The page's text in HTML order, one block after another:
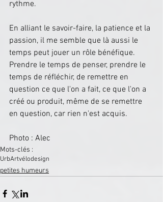
rythme.
En alliant le savoir-faire, la patience et la
passion, il me semble que là aussi le
temps peut jouer un rôle bénéfique.
Prendre le temps de penser, prendre le
temps de réfléchir, de remettre en
question ce que l'on a fait, ce que l'on a
créé ou produit, même de se remettre
en question, car rien n'est acquis.
Photo : Alec
Mots-clés :
UrbArtvélodesign
petites humeurs